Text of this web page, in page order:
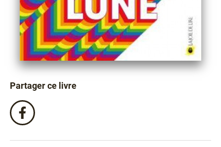
Partager ce livre
Partagez
ce